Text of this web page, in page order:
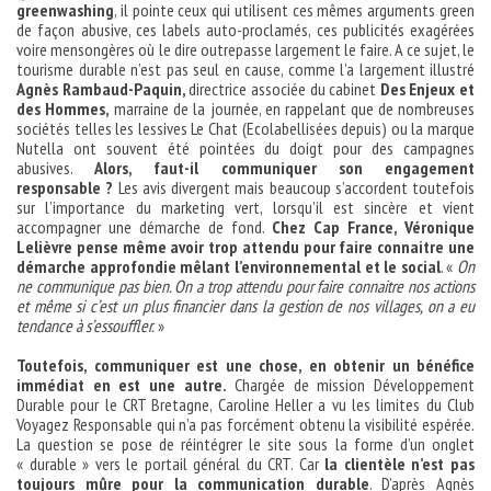
greenwashing, il pointe ceux qui utilisent ces mêmes arguments green
de façon abusive, ces labels auto-proclamés, ces publicités exagérées
voire mensongères où le dire outrepasse largement le faire. A ce sujet, le
tourisme durable n’est pas seul en cause, comme l’a largement illustré
Agnès Rambaud-Paquin,directrice associée du cabinet Des Enjeux et
des Hommes, marraine de la journée, en rappelant que de nombreuses
sociétés telles les lessives Le Chat (Ecolabellisées depuis) ou la marque
Nutella ont souvent été pointées du doigt pour des campagnes
abusives. Alors, faut-il communiquer son engagement
responsable ? Les avis divergent mais beaucoup s’accordent toutefois
sur l’importance du marketing vert, lorsqu’il est sincère et vient
accompagner une démarche de fond. Chez Cap France, Véronique
Lelièvre pense même avoir trop attendu pour faire connaitre une
démarche approfondie mêlant l’environnemental et le social. « On
ne communique pas bien. On a trop attendu pour faire connaitre nos actions
et même si c’est un plus financier dans la gestion de nos villages, on a eu
tendance à s’essouffler.»
Toutefois, communiquer est une chose, en obtenir un bénéfice
immédiat en est une autre. Chargée de mission Développement
Durable pour le CRT Bretagne, Caroline Heller a vu les limites du Club
Voyagez Responsable qui n’a pas forcément obtenu la visibilité espérée.
La question se pose de réintégrer le site sous la forme d’un onglet
« durable » vers le portail général du CRT. Car la clientèle n’est pas
toujours mûre pour la communication durable. D’après Agnès